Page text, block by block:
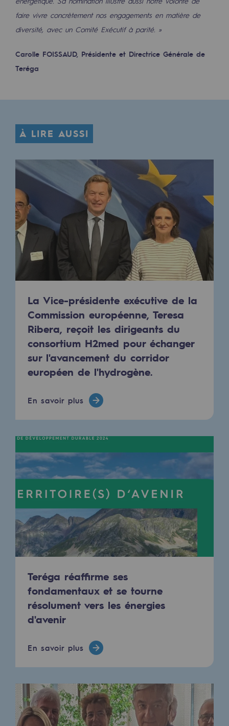
Sécurité et cybersécurité
Santé et sécurité au travail
Sécurité industrielle
Gouvernance responsable
CADRE, le programme gouvernance
Organisation
Éthique et conformité
Achats responsables
Fonds de dotation
Fonds de dotation
Présentation du fonds de dotation
Gouvernance du fonds de dotation et
Nos activités
Nos activités
Transport de gaz
Transport de gaz
Savoir-faire
Projet type
Raccordement au réseau de gaz
Stockage de gaz
Stockage de gaz
Savoir-faire
Projet type
Infrastructures historiques
Biométhane
Biométhane
Qu'est-ce que la méthanisation ?
Hydrogène
Hydrogène
faire vivre concrètement nos engagements en matière de
diversité, avec un Comité Exécutif à parité. »
Carolle FOISSAUD, Présidente et Directrice Générale de
Teréga
À LIRE AUSSI
La Vice-présidente exécutive de la
Commission européenne, Teresa
Ribera, reçoit les dirigeants du
consortium H2med pour échanger
sur l'avancement du corridor
européen de l'hydrogène.
En savoir plus
Teréga réaffirme ses
fondamentaux et se tourne
résolument vers les énergies
d'avenir
En savoir plus